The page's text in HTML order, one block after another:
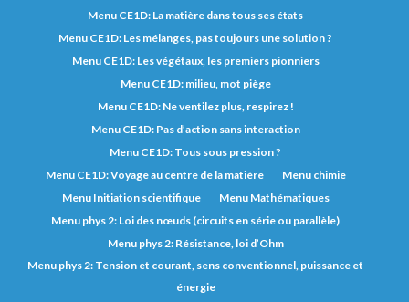
Menu CE1D: La matière dans tous ses états
Menu CE1D: Les mélanges, pas toujours une solution ?
Menu CE1D: Les végétaux, les premiers pionniers
Menu CE1D: milieu, mot piège
Menu CE1D: Ne ventilez plus, respirez !
Menu CE1D: Pas d’action sans interaction
Menu CE1D: Tous sous pression ?
Menu CE1D: Voyage au centre de la matière
Menu chimie
Menu Initiation scientifique
Menu Mathématiques
Menu phys 2: Loi des nœuds (circuits en série ou parallèle)
Menu phys 2: Résistance, loi d’Ohm
Menu phys 2: Tension et courant, sens conventionnel, puissance et
énergie